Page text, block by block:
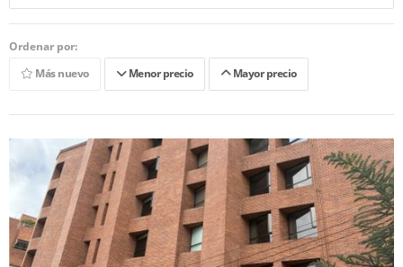
Ordenar por:
Más nuevo
Menor precio Mayor precio